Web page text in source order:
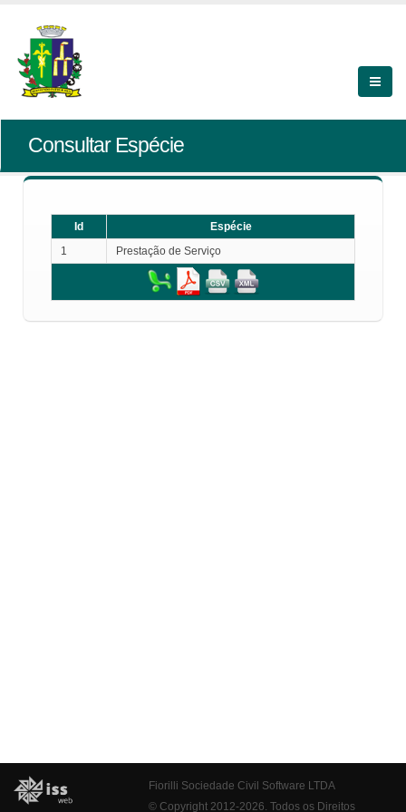
Consultar Espécie
Id
Espécie
1
Prestação de Serviço
Fiorilli Sociedade Civil Software LTDA
© Copyright 2012-2026. Todos os Direitos